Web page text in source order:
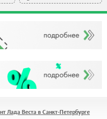
Веста в Санкт-Петербурге